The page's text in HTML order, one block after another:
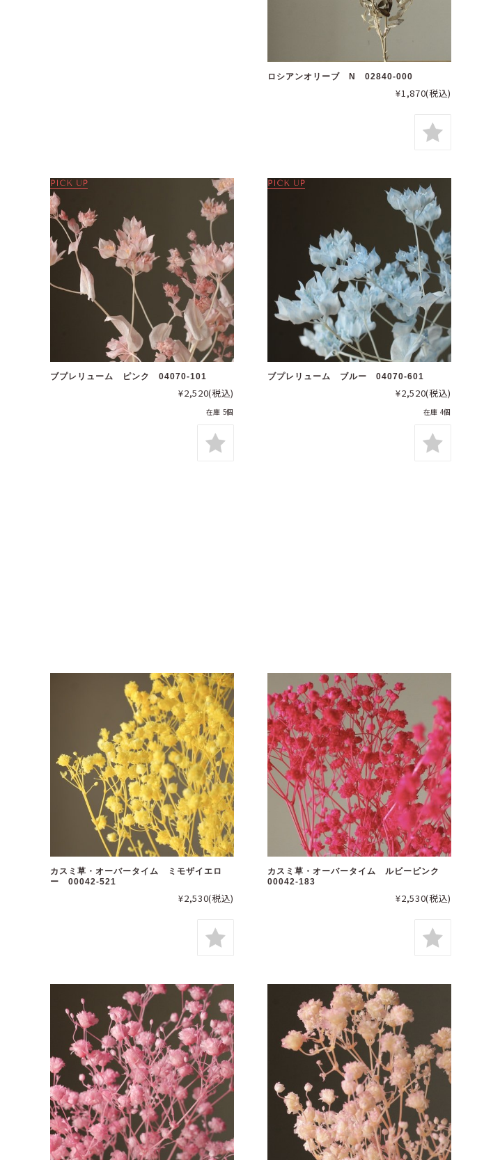
ロシアンオリーブ N 02840-000
¥1,870(税込)
ブプレリューム ピンク 04070-101
¥2,520(税込)
在庫 5個
ブプレリューム ブルー 04070-601
¥2,520(税込)
在庫 4個
カスミ草・オーバータイム ミモザイエロ
ー 00042-521
¥2,530(税込)
カスミ草・オーバータイム ルビーピンク
00042-183
¥2,530(税込)